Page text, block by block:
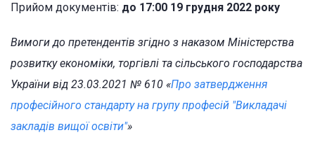
Прийом документів: до 17:00 19 грудня 2022 року
Вимоги до претендентів згідно з наказом Міністерства
розвитку економіки, торгівлі та сільського господарства
України від 23.03.2021 № 610 «Про затвердження
професійного стандарту на групу професій "Викладачі
закладів вищої освіти"»